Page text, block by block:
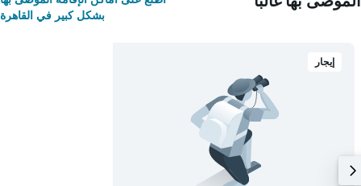
بشكل كبير في القاهرة
إيجار